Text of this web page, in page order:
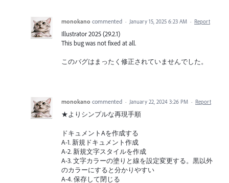
monokano commented · January 15, 2025 6:23 AM · Report
Illustrator 2025 (29.2.1)
This bug was not fixed at all.
このバグはまったく修正されていませんでした。
monokano commented · January 22, 2024 3:26 PM · Report
★よりシンプルな再現手順
ドキュメントAを作成する
A-1. 新規ドキュメント作成
A-2. 新規文字スタイルを作成
A-3. 文字カラーの塗りと線を設定変更する。黒以外
のカラーにすると分かりやすい
A-4. 保存して閉じる